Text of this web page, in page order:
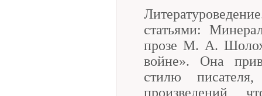
статьями:
прозе М. А.
войне». Она
стилю
произведений,